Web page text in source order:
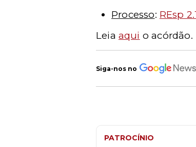
Processo: REsp
Leia aqui o acórdão.
Siga-nos no
PATROCÍNIO